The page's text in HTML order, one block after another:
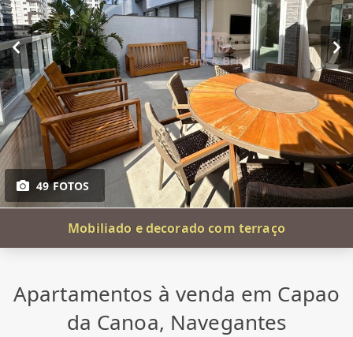
49 FOTOS
Mobiliado e decorado com terraço
Apartamentos à venda em Capao
da Canoa, Navegantes